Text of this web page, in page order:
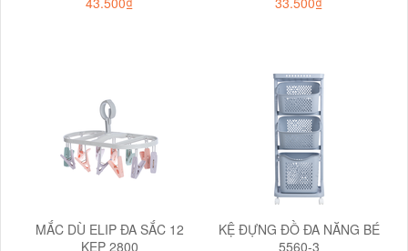
MẮC DÙ ELIP ĐA SẮC 12
KẸP 2800
KỆ ĐỰNG ĐỒ ĐA NĂNG BÉ
5560-3